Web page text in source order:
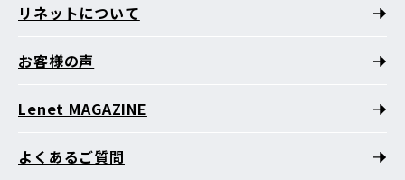
リネットについて
お客様の声
Lenet MAGAZINE
よくあるご質問